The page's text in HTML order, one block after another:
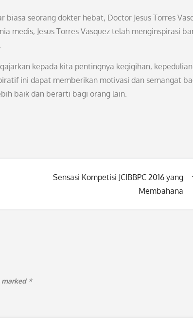
seorang dokter hebat, Doctor Jesus Torres
medis, Jesus Torres Vasquez telah menginspirasi
kepada kita pentingnya kegigihan,
ini dapat memberikan motivasi dan semangat
baik dan berarti bagi orang lain.
Sensasi Kompetisi JCIBBPC 2016 yang
Membahana
marked *